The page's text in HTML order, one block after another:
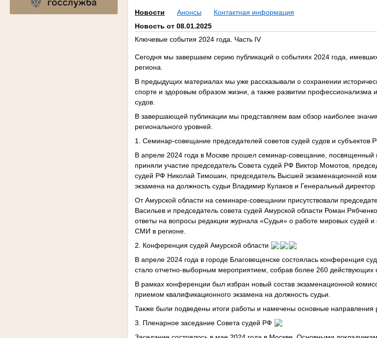
Новости Анонсы
Контактная информация
Новость от 08.01.2025
Ключевые события 2024 года. Часть IV
Сегодня мы завершаем серию публикаций о событиях 2024 года,
региона.
В предыдущих материалах мы уже рассказывали о сохранении
спорте и здоровым образом жизни, а также развитии профессионализма
судов.
В завершающей публикации мы представляем вам обзор наиболее
регионального уровней.
1. Семинар-совещание председателей советов судей судов и субъектов
В апреле 2024 года в Москве прошел семинар-совещание, посвященный
приняли участие председатель Совета судей РФ Виктор Момотов,
судей РФ Николай Тимошин, председатель Высшей экзаменационной
экзамена на должность судьи Владимир Кулаков и Генеральный
От Амурской области на семинаре-совещании присутствовали
Васильев и председатель совета судей Амурской области Роман
ответы на вопросы редакции журнала «Судья» о работе мировых судей и
СМИ в регионе.
2. Конференция судей Амурской области
В апреле 2024 года в городе Благовещенске состоялась конференция
стало отчетно-выборным мероприятием, собрав более 260 действующих
В рамках конференции был избран новый состав экзаменационной
приемом квалификационного экзамена на должность судьи.
Также были подведены итоги работы и намечены основные направления
3. Пленарное заседание Совета судей РФ